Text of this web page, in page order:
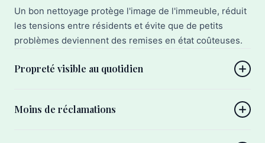
Un bon nettoyage protège l'image de l'immeuble, réduit
les tensions entre résidents et évite que de petits
problèmes deviennent des remises en état coûteuses.
Propreté visible au quotidien
Moins de réclamations